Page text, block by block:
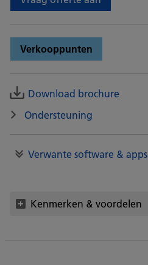
Verkooppunten
Download brochure
Ondersteuning
Verwante software & apps
Kenmerken & voordelen